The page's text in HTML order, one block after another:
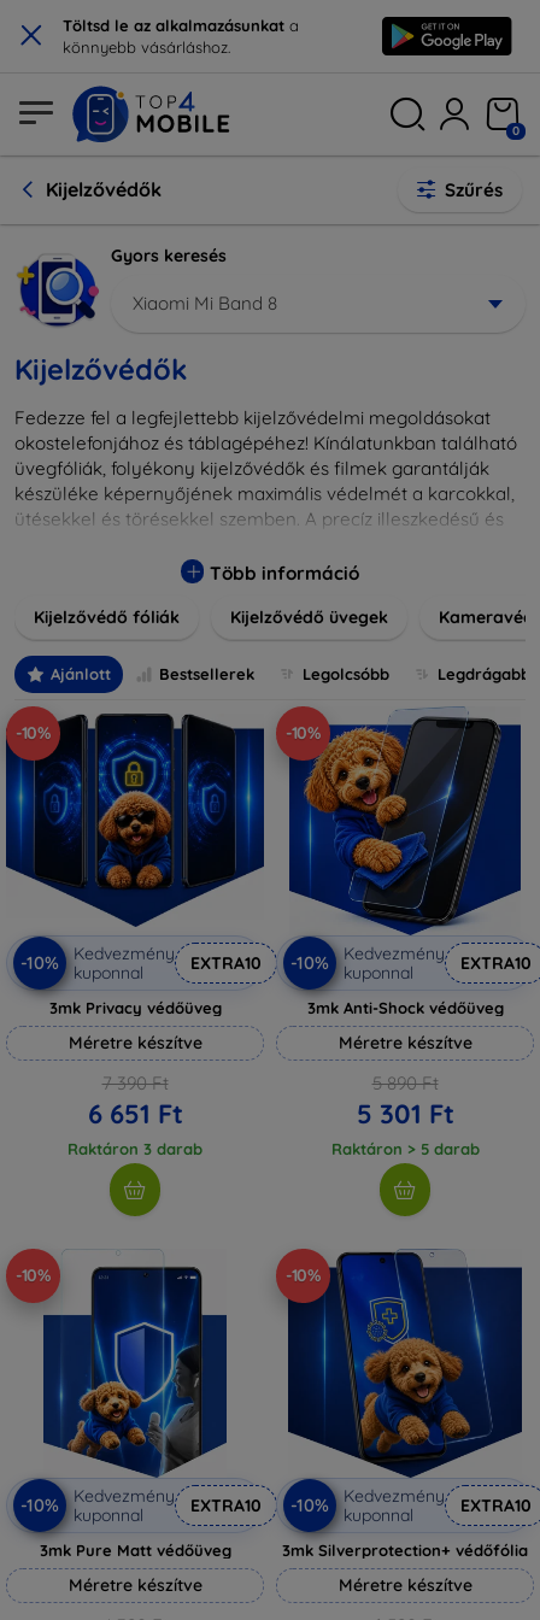
× Töltsd le az alkalmazásunkat a
könnyebb vásárláshoz.
0
Kijelzővédők Szűrés
Gyors keresés
Xiaomi Mi Band 8
Kijelzővédők
Fedezze fel a legfejlettebb kijelzővédelmi megoldásokat
okostelefonjához és táblagépéhez! Kínálatunkban található
üvegfóliák, folyékony kijelzővédők és filmek garantálják
készüléke képernyőjének maximális védelmét a karcokkal,
ütésekkel és törésekkel szemben. A precíz illeszkedésű és
hanem kristálytiszta képet is biztosítanak, megőrzi a
és stílusú kijelzővédőink közül, hogy a mindennapok során is
fedésről vagy íves kijelzővédelemről, a minőséget szem
előtt tartva kínálunk megoldásokat minden eszközre.
Több információ
Kijelzővédő fóliák Kijelzővédő üvegek
Ajánlott Bestsellerek Legolcsóbb Legdrágabb
-10%
-10%
Kedvezmény
kuponnal
EXTRA10
3mk Privacy védőüveg
Méretre készítve
7 390 Ft
6 651 Ft
Raktáron 3 darab
-10%
-10%
Kedvezmény
kuponnal
EXTRA10
3mk Anti-Shock védőüveg
Méretre készítve
5 890 Ft
5 301 Ft
Raktáron > 5 darab
-10%
-10%
Kedvezmény
kuponnal
EXTRA10
3mk Pure Matt védőüveg
Méretre készítve
-10%
-10%
Kedvezmény
kuponnal
EXTRA10
3mk Silverprotection+ védőfólia
Méretre készítve